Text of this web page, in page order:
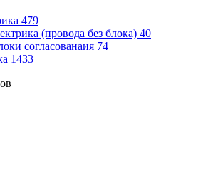
479
(провода без блока) 40
согласованаия 74
1433